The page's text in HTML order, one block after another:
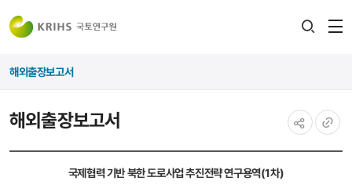
해외출장보고서
해외출장보고서
국제협력 기반 북한 도로사업 추진전략 연구용역(1차)